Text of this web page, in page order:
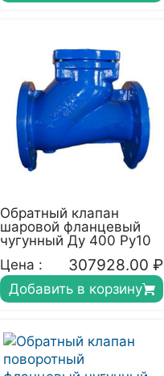
Обратный клапан
шаровой фланцевый
чугунный Ду 400 Ру10
Цена :
307928.00 ₽
Добавить в корзину